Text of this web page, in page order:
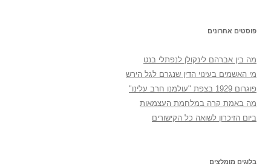
פוסטים אחרונים
מה בין אברהם לינקולן לנפתלי בנט
מי האשמים בעינוי הדין שנגרם לגל הירש
פוגרום 1929 בצפת "עולמנו חרב עלינו"
מה באמת קרה במלחמת העצמאות
ביום הזיכרון לשואה כל הקישורים
בלוגים מומלצים